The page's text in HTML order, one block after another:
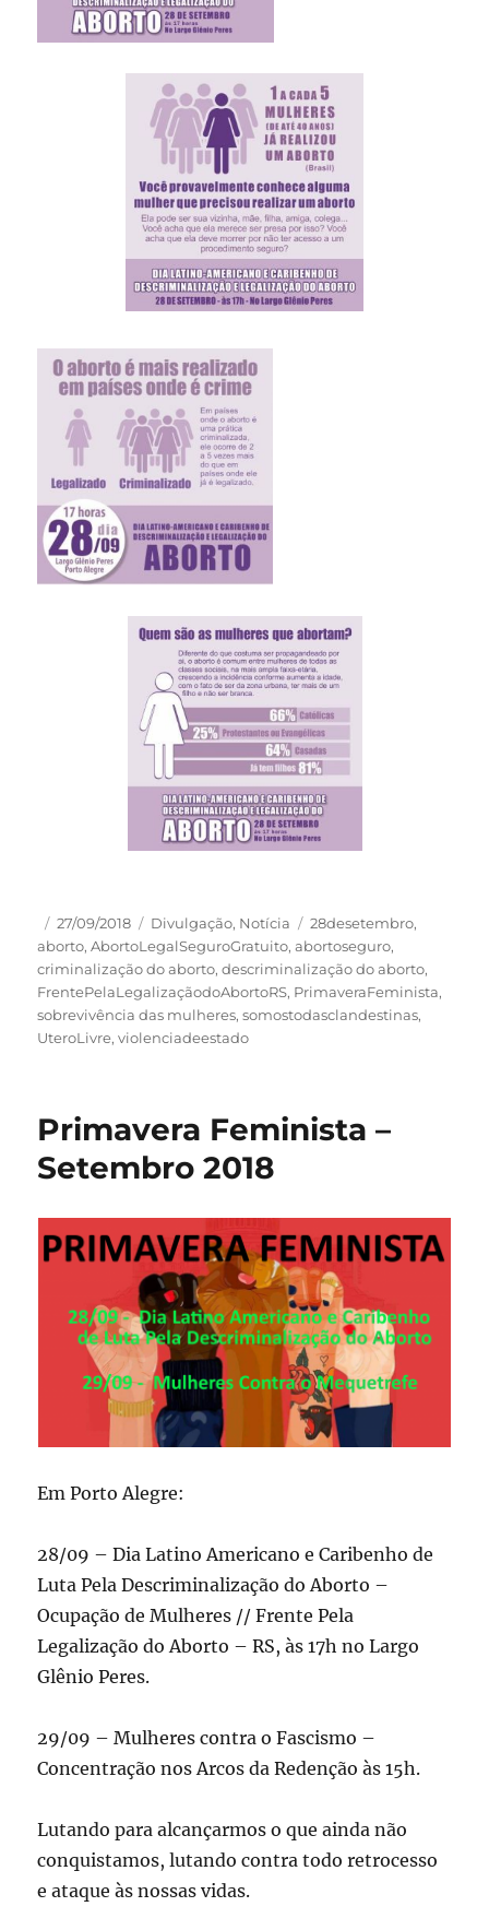
Autor
Publicado
em
27/09/2018 Categorias
Divulgação, Notícia Tags
28desetembro,
aborto,AbortoLegalSeguroGratuito,abortoseguro,
criminalização do aborto,descriminalização do aborto,
FrentePelaLegalizaçãodoAbortoRS, PrimaveraFeminista,
sobrevivência das mulheres,somostodasclandestinas,
UteroLivre,violenciadeestado
Primavera Feminista –
Setembro 2018
Em Porto Alegre:
28/09 – Dia Latino Americano e Caribenho de
Luta Pela Descriminalização do Aborto –
Ocupação de Mulheres // Frente Pela
Legalização do Aborto – RS, às 17h no Largo
Glênio Peres.
29/09 – Mulheres contra o Fascismo –
Concentração nos Arcos da Redenção às 15h.
Lutando para alcançarmos o que ainda não
conquistamos, lutando contra todo retrocesso
e ataque às nossas vidas.